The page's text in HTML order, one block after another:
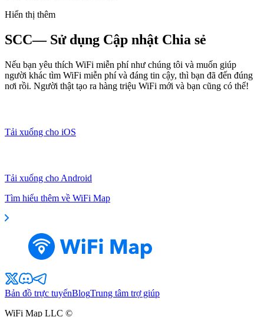
Hiển thị thêm
SCC— Sử dụng Cập nhật Chia sẻ
Nếu bạn yêu thích WiFi miễn phí như chúng tôi và muốn giúp
người khác tìm WiFi miễn phí và đáng tin cậy, thì bạn đã đến đúng
nơi rồi. Người thật tạo ra hàng triệu WiFi mới và bạn cũng có thể!
Tải xuống cho iOS
Tải xuống cho Android
Tìm hiểu thêm về WiFi Map
Bản đồ trực tuyếnBlogTrung tâm trợ giúp
WiFi Map LLC ©